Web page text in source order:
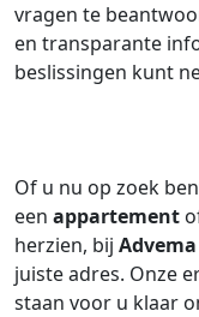
vragen te
en transparante
beslissingen kunt
Of u nu op zoek
een appartement
herzien, bij
juiste adres. Onze
staan voor u klaar